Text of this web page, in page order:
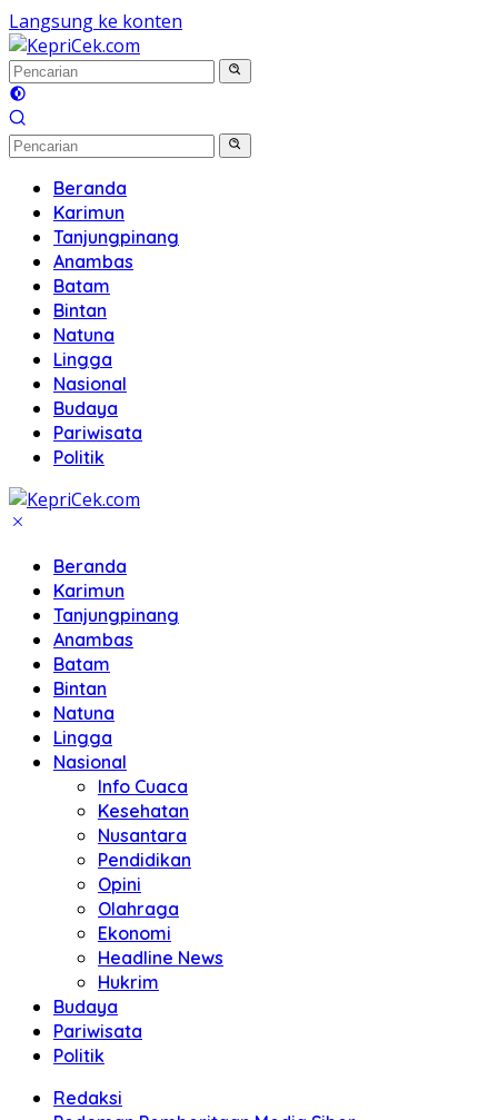
Langsung ke konten
Beranda
Karimun
Tanjungpinang
Anambas
Batam
Bintan
Natuna
Lingga
Nasional
Budaya
Pariwisata
Politik
Beranda
Karimun
Tanjungpinang
Anambas
Batam
Bintan
Natuna
Lingga
Nasional
Info Cuaca
Kesehatan
Nusantara
Pendidikan
Opini
Olahraga
Ekonomi
Headline News
Hukrim
Budaya
Pariwisata
Politik
Redaksi